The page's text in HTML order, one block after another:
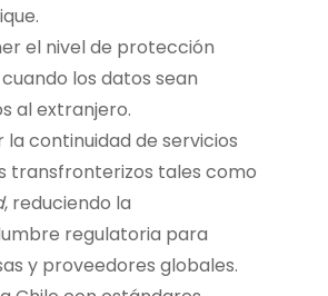
el nivel de protección
los datos sean
al extranjero.
la continuidad de servicios
transfronterizos tales como
, reduciendo la
regulatoria para
y proveedores globales.